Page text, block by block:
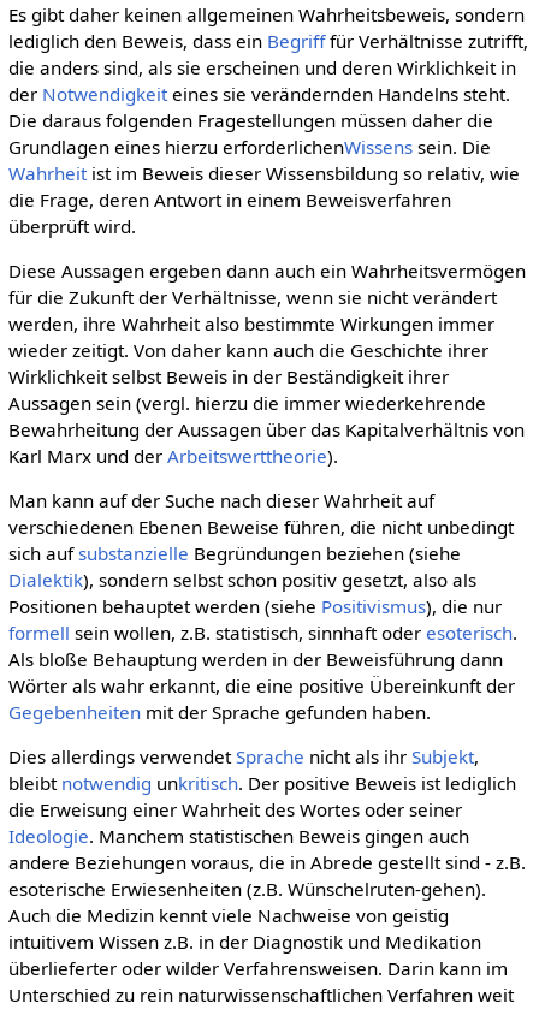
Es gibt daher keinen allgemeinen Wahrheitsbeweis, sondern
lediglich den Beweis, dass ein Begrifffür Verhältnisse zutrifft,
die anders sind, als sie erscheinen und deren Wirklichkeit in
der Notwendigkeiteines sie verändernden Handelns steht.
Die daraus folgenden Fragestellungen müssen daher die
Grundlagen eines hierzu erforderlichenWissenssein. Die
Wahrheitist im Beweis dieser Wissensbildung so relativ, wie
die Frage, deren Antwort in einem Beweisverfahren
überprüft wird.
Diese Aussagen ergeben dann auch ein Wahrheitsvermögen
für die Zukunft der Verhältnisse, wenn sie nicht verändert
werden, ihre Wahrheit also bestimmte Wirkungen immer
wieder zeitigt. Von daher kann auch die Geschichte ihrer
Wirklichkeit selbst Beweis in der Beständigkeit ihrer
Aussagen sein (vergl. hierzu die immer wiederkehrende
Bewahrheitung der Aussagen über das Kapitalverhältnis von
Karl Marx und der Arbeitswerttheorie).
Man kann auf der Suche nach dieser Wahrheit auf
verschiedenen Ebenen Beweise führen, die nicht unbedingt
sich aufsubstanzielle Begründungen beziehen (siehe
Dialektik), sondern selbst schon positiv gesetzt, also als
Positionen behauptet werden (siehe Positivismus), die nur
formell sein wollen, z.B. statistisch, sinnhaft oder esoterisch.
Als bloße Behauptung werden in der Beweisführung dann
Wörter als wahr erkannt, die eine positive Übereinkunft der
Gegebenheitenmit der Sprache gefunden haben.
Dies allerdings verwendetSprache nicht als ihr Subjekt,
bleibt notwendig unkritisch. Der positive Beweis ist lediglich
die Erweisung einer Wahrheit des Wortes oder seiner
Ideologie. Manchem statistischen Beweis gingen auch
andere Beziehungen voraus, die in Abrede gestellt sind - z.B.
esoterische Erwiesenheiten (z.B. Wünschelruten-gehen).
Auch die Medizin kennt viele Nachweise von geistig
intuitivem Wissen z.B. in der Diagnostik und Medikation
überlieferter oder wilder Verfahrensweisen. Darin kann im
Unterschied zu rein naturwissenschaftlichen Verfahren weit